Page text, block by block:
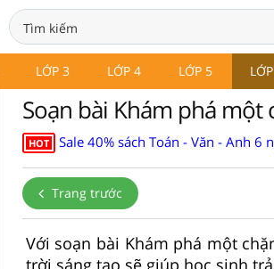
LỚP 3 LỚP 4 LỚP 5
Soạn bài Khám phá một
HOT Sale 40% sách Toán - Văn - Anh 6
Trang trước
Với soạn bài Khám phá một
trời sáng tạo sẽ giúp học sinh